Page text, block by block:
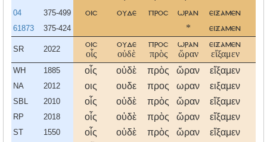
04 375-499 οισ ουδε προσ ωραν ειξαμεν
61873 375-424 * ειξαμεν
SR 2022
οισ
οἷς
ουδε
οὐδὲ
προσ
πρὸς
ωραν
ὥραν
ειξαμεν
εἴξαμεν
WH 1885 οἷς οὐδὲ πρὸς ὥραν εἴξαμεν
NA 2012 οις ουδε προς ωραν ειξαμεν
SBL 2010 οἷς οὐδὲ πρὸς ὥραν εἴξαμεν
RP 2018 οἷς οὐδὲ πρὸς ὥραν εἴξαμεν
ST 1550 οἷς οὐδὲ πρὸς ὥραν εἴξαμεν